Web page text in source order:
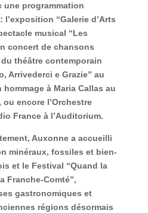
une programmation
“Galerie d’Arts
musical “Les
concert de chansons
théâtre contemporain
Arrivederci e Grazie” au
à Maria Callas au
encore l’Orchestre
France à l’Auditorium.
Auxonne a accueilli
minéraux, fossiles et bien-
et le Festival “Quand la
Franche-Comté”,
gastronomiques et
régions désormais